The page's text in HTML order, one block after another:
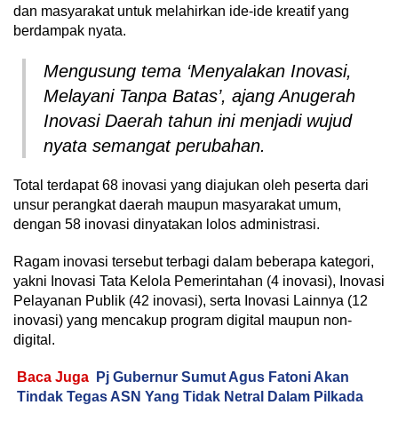
dan masyarakat untuk melahirkan ide-ide kreatif yang
berdampak nyata.
Mengusung tema ‘Menyalakan Inovasi,
Melayani Tanpa Batas’, ajang Anugerah
Inovasi Daerah tahun ini menjadi wujud
nyata semangat perubahan.
Total terdapat 68 inovasi yang diajukan oleh peserta dari
unsur perangkat daerah maupun masyarakat umum,
dengan 58 inovasi dinyatakan lolos administrasi.
Ragam inovasi tersebut terbagi dalam beberapa kategori,
yakni Inovasi Tata Kelola Pemerintahan (4 inovasi), Inovasi
Pelayanan Publik (42 inovasi), serta Inovasi Lainnya (12
inovasi) yang mencakup program digital maupun non-
digital.
Baca Juga
Pj Gubernur Sumut Agus Fatoni Akan
Tindak Tegas ASN Yang Tidak Netral Dalam Pilkada